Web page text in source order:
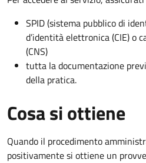
SPID (sistema pubblico di
d’identità elettronica (CIE) o
(CNS)
tutta la documentazione
della pratica.
Cosa si ottiene
Quando il procedimento
positivamente si ottiene un